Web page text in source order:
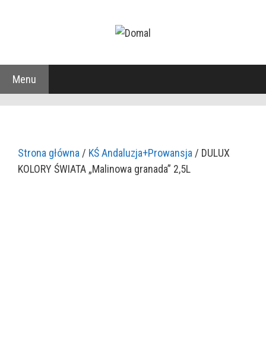
Menu
Strona główna / KŚ Andaluzja+Prowansja / DULUX
KOLORY ŚWIATA „Malinowa granada” 2,5L